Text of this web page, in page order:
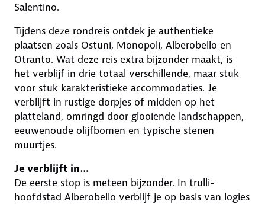
Salentino.
Tijdens deze rondreis ontdek je authentieke
plaatsen zoals Ostuni, Monopoli, Alberobello en
Otranto. Wat deze reis extra bijzonder maakt, is
het verblijf in drie totaal verschillende, maar stuk
voor stuk karakteristieke accommodaties. Je
verblijft in rustige dorpjes of midden op het
platteland, omringd door glooiende landschappen,
eeuwenoude olijfbomen en typische stenen
muurtjes.
Je verblijft in…
De eerste stop is meteen bijzonder. In trulli-
hoofdstad Alberobello verblijf je op basis van logies